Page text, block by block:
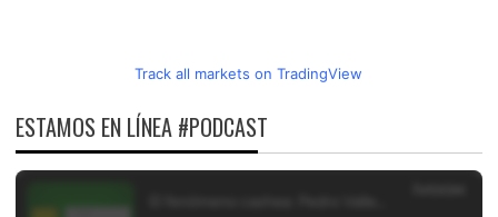
Track all markets on TradingView
ESTAMOS EN LÍNEA #PODCAST